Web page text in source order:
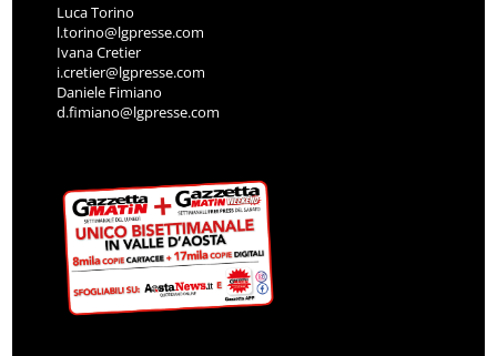
Luca Torino
l.torino@lgpresse.com
Ivana Cretier
i.cretier@lgpresse.com
Daniele Fimiano
d.fimiano@lgpresse.com